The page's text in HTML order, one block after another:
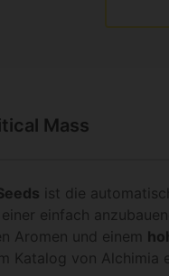
Mass
ist die
einer einfach
Aromen und einem
Katalog von Alchimia